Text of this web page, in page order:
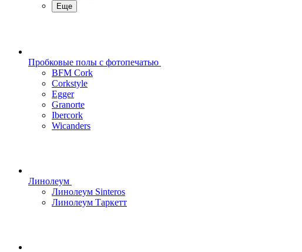
Еще
Пробковые полы с фотопечатью
BFM Cork
Corkstyle
Egger
Granorte
Ibercork
Wicanders
Линолеум
Линолеум Sinteros
Линолеум Таркетт